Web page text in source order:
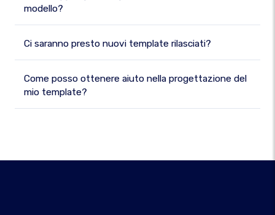
modello?
Ci saranno presto nuovi template rilasciati?
Come posso ottenere aiuto nella progettazione del
mio template?